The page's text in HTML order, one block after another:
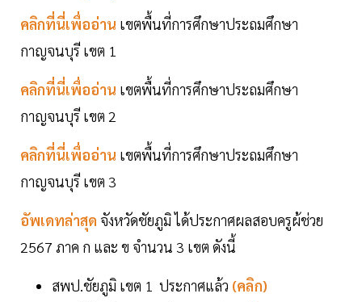
คลิกที่นี่เพื่ออ่าน เขตพื้นที่การศึกษาประถมศึกษา
กาญจนบุรี เขต 1
คลิกที่นี่เพื่ออ่าน เขตพื้นที่การศึกษาประถมศึกษา
กาญจนบุรี เขต 2
คลิกที่นี่เพื่ออ่าน เขตพื้นที่การศึกษาประถมศึกษา
กาญจนบุรี เขต 3
อัพเดทล่าสุด จังหวัดชัยภูมิ ได้ประกาศผลสอบครูผ้ช่วย
2567 ภาค ก และ ข จำนวน 3 เขต ดังนี้
สพป.ชัยภูมิ เขต 1 ประกาศแล้ว (คลิก)